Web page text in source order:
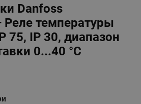
Danfoss
температуры
75, IP 30, диапазон
0...40 °C